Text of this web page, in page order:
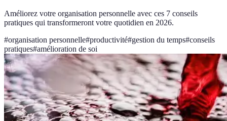
Améliorez votre organisation personnelle avec ces 7 conseils
pratiques qui transformeront votre quotidien en 2026.
#organisation personnelle#productivité#gestion du temps#conseils
pratiques#amélioration de soi